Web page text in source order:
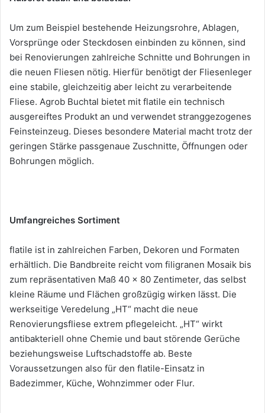
Um zum Beispiel bestehende Heizungsrohre, Ablagen,
Vorsprünge oder Steckdosen einbinden zu können, sind
bei Renovierungen zahlreiche Schnitte und Bohrungen in
die neuen Fliesen nötig. Hierfür benötigt der Fliesenleger
eine stabile, gleichzeitig aber leicht zu verarbeitende
Fliese. Agrob Buchtal bietet mit flatile ein technisch
ausgereiftes Produkt an und verwendet stranggezogenes
Feinsteinzeug. Dieses besondere Material macht trotz der
geringen Stärke passgenaue Zuschnitte, Öffnungen oder
Bohrungen möglich.
Umfangreiches Sortiment
flatile ist in zahlreichen Farben, Dekoren und Formaten
erhältlich. Die Bandbreite reicht vom filigranen Mosaik bis
zum repräsentativen Maß 40 x 80 Zentimeter, das selbst
kleine Räume und Flächen großzügig wirken lässt. Die
werkseitige Veredelung „HT“ macht die neue
Renovierungsfliese extrem pflegeleicht. „HT“ wirkt
antibakteriell ohne Chemie und baut störende Gerüche
beziehungsweise Luftschadstoffe ab. Beste
Voraussetzungen also für den flatile-Einsatz in
Badezimmer, Küche, Wohnzimmer oder Flur.